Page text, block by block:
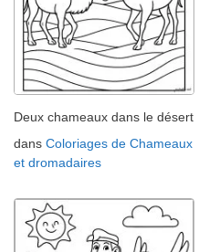
Deux chameaux dans le désert
dans Coloriages de Chameaux
et dromadaires